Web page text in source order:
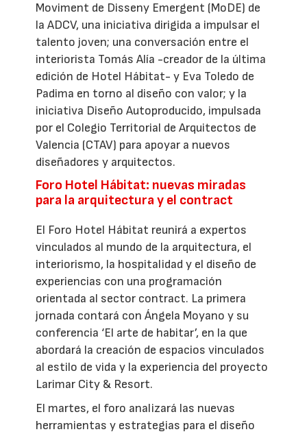
Moviment de Disseny Emergent (MoDE) de
la ADCV, una iniciativa dirigida a impulsar el
talento joven; una conversación entre el
interiorista Tomás Alía -creador de la última
edición de Hotel Hábitat- y Eva Toledo de
Padima en torno al diseño con valor; y la
iniciativa Diseño Autoproducido, impulsada
por el Colegio Territorial de Arquitectos de
Valencia (CTAV) para apoyar a nuevos
diseñadores y arquitectos.
Foro Hotel Hábitat: nuevas miradas
para la arquitectura y el contract
El Foro Hotel Hábitat reunirá a expertos
vinculados al mundo de la arquitectura, el
interiorismo, la hospitalidad y el diseño de
experiencias con una programación
orientada al sector contract. La primera
jornada contará con Ángela Moyano y su
conferencia ‘El arte de habitar’, en la que
abordará la creación de espacios vinculados
al estilo de vida y la experiencia del proyecto
Larimar City & Resort.
El martes, el foro analizará las nuevas
herramientas y estrategias para el diseño